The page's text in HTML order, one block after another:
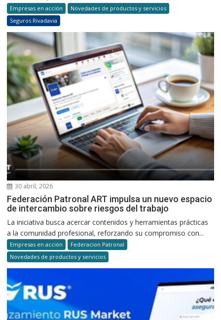
Empresas en acción
Novedades de productos y servicios
Seguros Rivadavia
30 abril, 2026
Federación Patronal ART impulsa un nuevo espacio
de intercambio sobre riesgos del trabajo
La iniciativa busca acercar contenidos y herramientas prácticas
a la comunidad profesional, reforzando su compromiso con...
Empresas en acción
Federacion Patronal
Novedades de productos y servicios